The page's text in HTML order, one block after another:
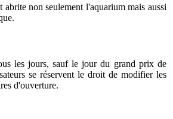
non seulement l'aquarium mais aussi
les jours, sauf le jour du grand prix de
se réservent le droit de modifier les
d'ouverture.